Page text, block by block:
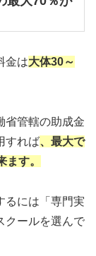
金は大体30～
省管轄の助成金
すれば、最大で
す。
るには「専門実
クールを選んで